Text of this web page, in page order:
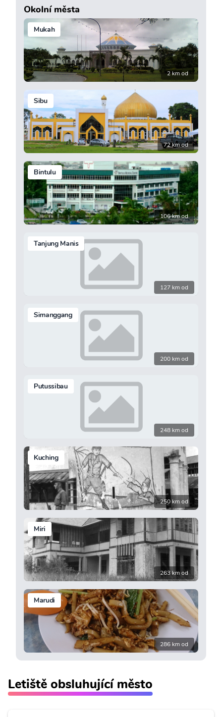
Okolní města
Mukah
2 km od
Sibu
72 km od
Bintulu
106 km od
Tanjung Manis
127 km od
Simanggang
200 km od
Putussibau
248 km od
Kuching
250 km od
Miri
263 km od
Marudi
286 km od
Letiště obsluhující město